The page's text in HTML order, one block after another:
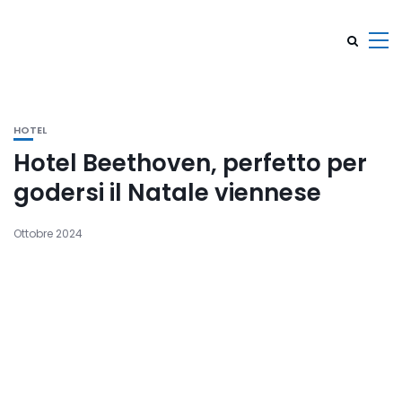
HOTEL
Hotel Beethoven, perfetto per
godersi il Natale viennese
Ottobre 2024